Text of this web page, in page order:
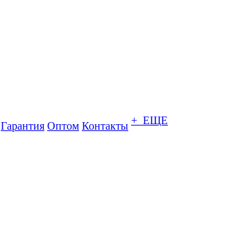
Гарантия Оптом Контакты + ЕЩЕ